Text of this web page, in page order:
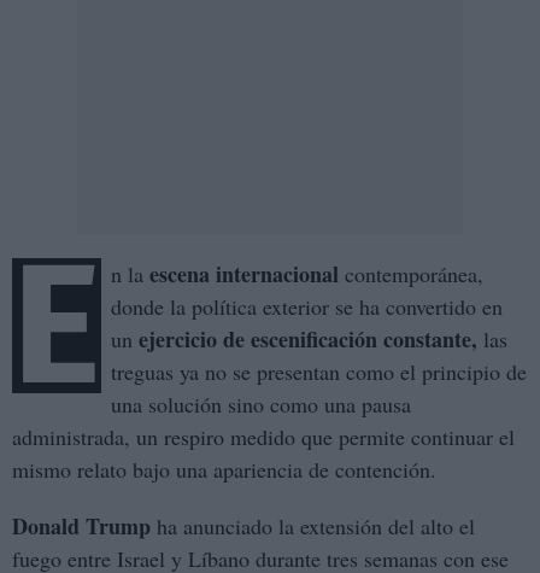
E n la escena internacional contemporánea,
donde la política exterior se ha convertido en
un ejercicio de escenificación constante, las
treguas ya no se presentan como el principio de
una solución sino como una pausa
administrada, un respiro medido que permite continuar el
mismo relato bajo una apariencia de contención.
Donald Trump ha anunciado la extensión del alto el
fuego entre Israel y Líbano durante tres semanas con ese